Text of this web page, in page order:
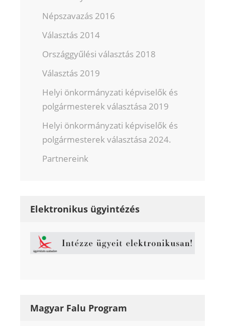
Népszavazás 2016
Választás 2014
Országgyűlési választás 2018
Választás 2019
Helyi önkormányzati képviselők és
polgármesterek választása 2019
Helyi önkormányzati képviselők és
polgármesterek választása 2024.
Partnereink
Elektronikus ügyintézés
Magyar Falu Program